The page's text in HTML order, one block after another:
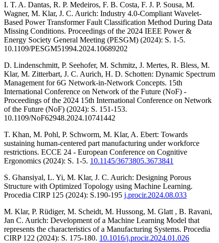
I. T. A. Dantas, R. P. Medeiros, F. B. Costa, F. J. P. Sousa, M.
Wagner, M. Klar, J. C. Aurich: Industry 4.0-Compliant Wavelet-
Based Power Transformer Fault Classification Method During Data
Missing Conditions. Proceedings of the 2024 IEEE Power &
Energy Society General Meeting (PESGM) (2024): S. 1-5.
10.1109/PESGM51994.2024.10689202
D. Lindenschmitt, P. Seehofer, M. Schmitz, J. Mertes, R. Bless, M.
Klar, M. Zitterbart, J. C. Aurich, H. D. Schotten: Dynamic Spectrum
Management for 6G Network-in-Network Concepts. 15th
International Conference on Network of the Future (NoF) -
Proceedings of the 2024 15th International Conference on Network
of the Future (NoF) (2024): S. 151-153.
10.1109/NoF62948.2024.10741442
T. Khan, M. Pohl, P. Schworm, M. Klar, A. Ebert: Towards
sustaining human-centered part manufacturing under workforce
restrictions. ECCE 24 - European Conference on Cognitive
Ergonomics (2024): S. 1-5. 10.1145/3673805.3673841
S. Ghansiyal, L. Yi, M. Klar, J. C. Aurich: Designing Porous
Structure with Optimized Topology using Machine Learning.
Procedia CIRP 125 (2024): S.190-195 j.procir.2024.08.033
M. Klar, P. Rüdiger, M. Scheidt, M. Hussong, M. Glatt , B. Ravani,
Jan C. Aurich: Development of a Machine Learning Model that
represents the characteristics of a Manufacturing Systems. Procedia
CIRP 122 (2024): S. 175-180. 10.1016/j.procir.2024.01.026